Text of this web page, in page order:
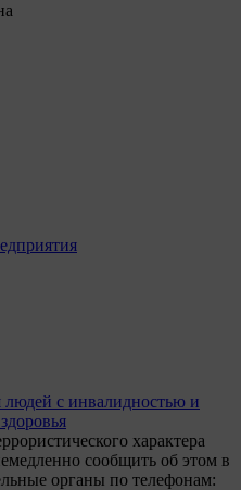
людей с инвалидностью и
характера
сообщить об этом в
органы по телефонам: